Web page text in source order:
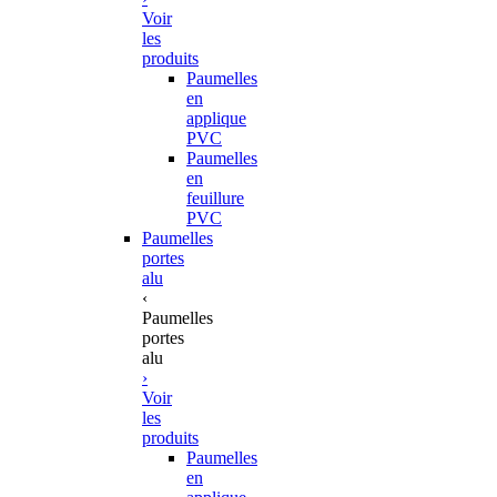
Voir
les
produits
Paumelles
en
applique
PVC
Paumelles
en
feuillure
PVC
Paumelles
portes
alu
‹
Paumelles
portes
alu
›
Voir
les
produits
Paumelles
en